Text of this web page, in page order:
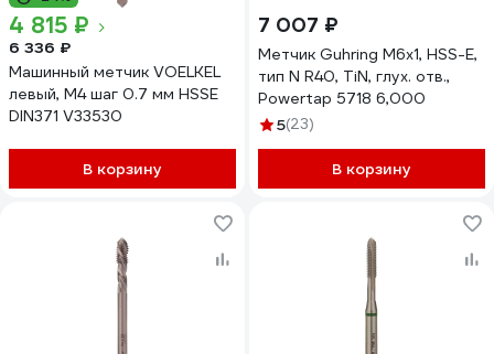
4 815 ₽
6 336 ₽
Машинный метчик VOELKEL
левый, М4 шаг 0.7 мм HSSE
DIN371 V33530
В корзину
7 007 ₽
Метчик Guhring М6х1, HSS-E,
тип N R40, TiN, глух. отв.,
Powertap 5718 6,000
5(23)
В корзину